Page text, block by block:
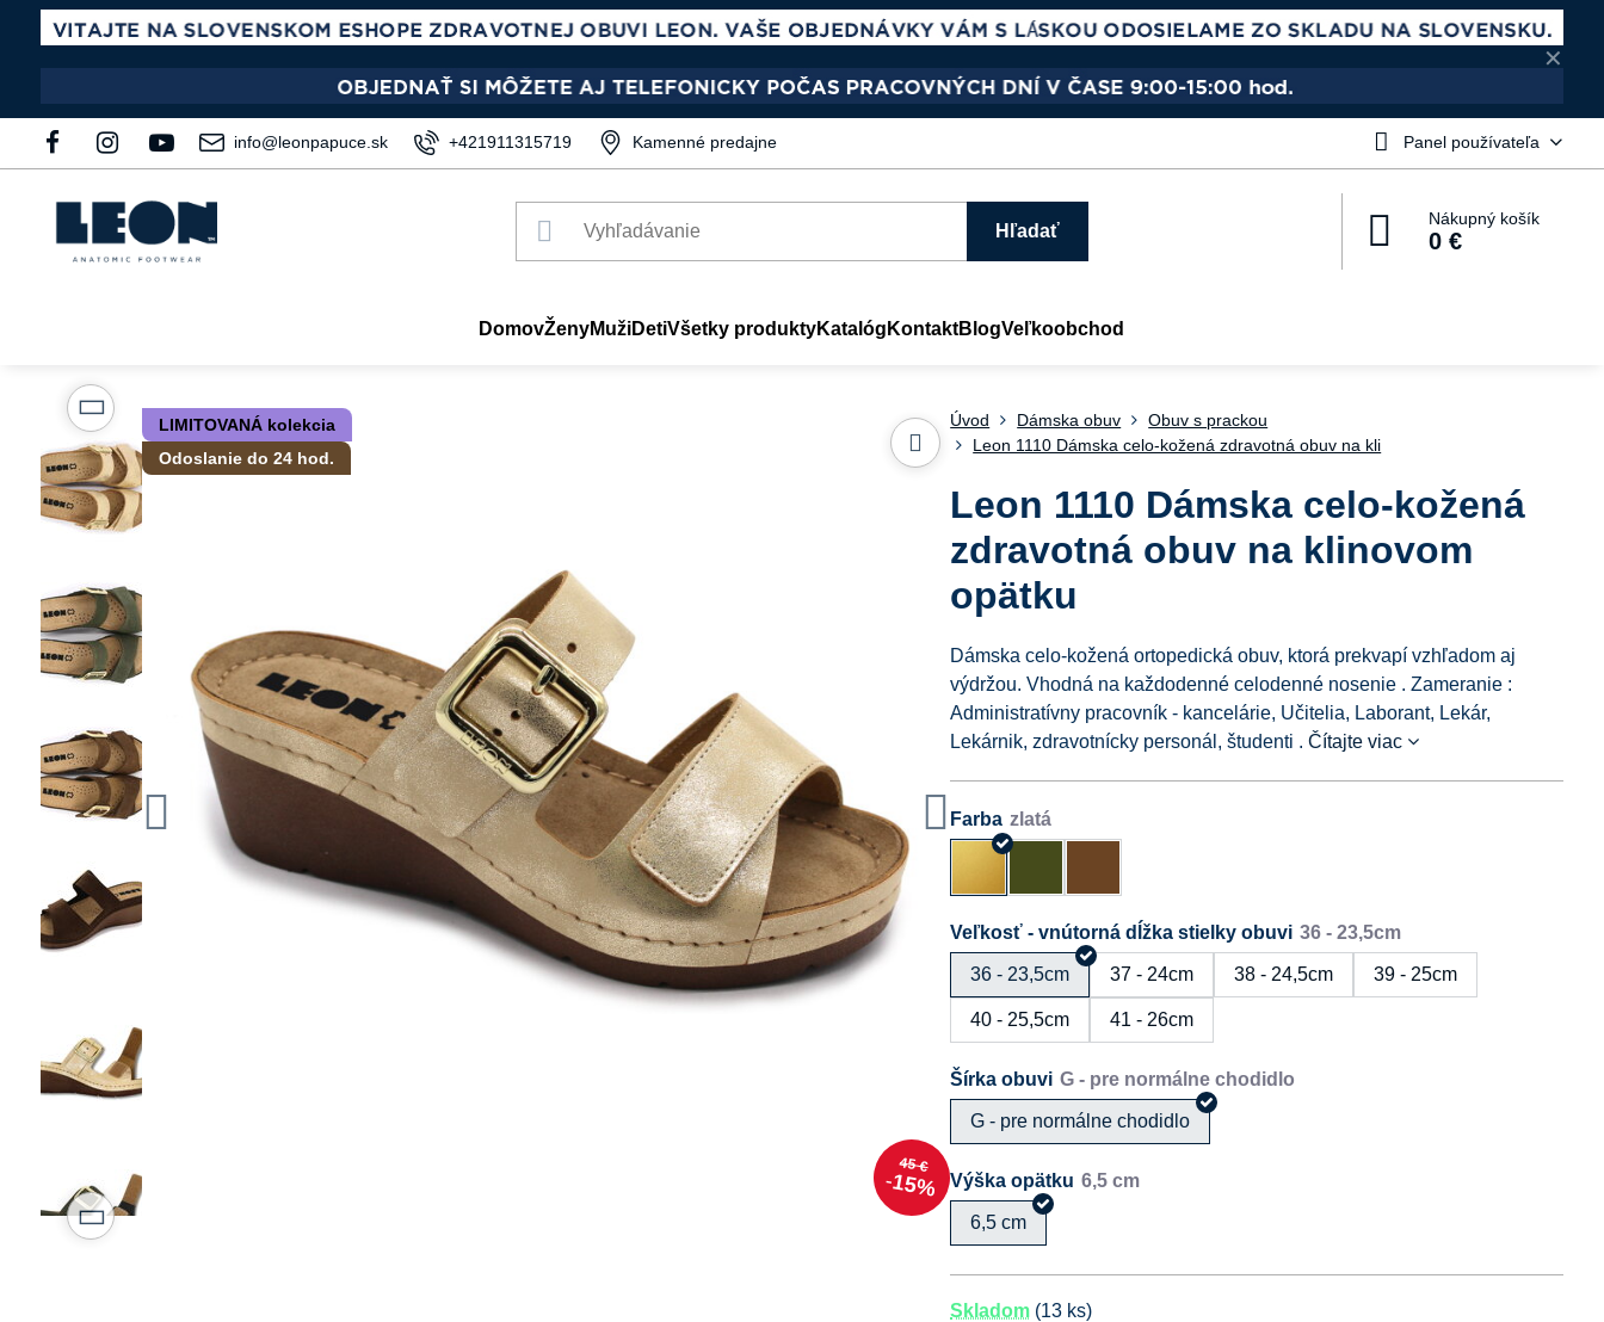
✕
info@leonpapuce.sk +421911315719 Kamenné predajne Panel používateľa
Hľadať
Nákupný košík
0 €
DomovŽenyMužiDetiVšetky produktyKatalóg KontaktBlogVeľkoobchod
LIMITOVANÁ kolekcia
Odoslanie do 24 hod.
45 €
15%
Úvod Dámska obuv
Obuv s prackou
Leon 1110 Dámska celo-kožená zdravotná obuv na kli
Leon 1110 Dámska celo-kožená
zdravotná obuv na klinovom
opätku
Dámska celo-kožená ortopedická obuv, ktorá prekvapí vzhľadom aj
výdržou. Vhodná na každodenné celodenné nosenie . Zameranie :
Administratívny pracovník - kancelárie, Učitelia, Laborant, Lekár,
Lekárnik, zdravotnícky personál, študenti .Čítajte viac
Farba
Veľkosť - vnútorná dĺžka stielky obuvi
36 - 23,5cm 37 - 24cm 38 - 24,5cm 39 - 25cm
40 - 25,5cm 41 - 26cm
Šírka obuvi
G - pre normálne chodidlo
Výška opätku
6,5 cm
Skladom (13 ks)